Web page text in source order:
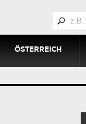
ÖSTERREICH